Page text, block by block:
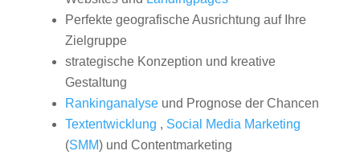
Perfekte geografische Ausrichtung auf Ihre
Zielgruppe
strategische Konzeption und kreative
Gestaltung
Rankinganalyseund Prognose der Chancen
Textentwicklung , Social Media Marketing
(SMM) und Contentmarketing